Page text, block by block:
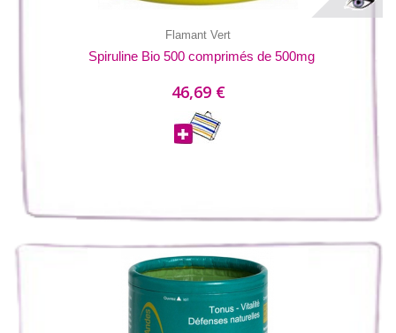
Flamant Vert
Spiruline Bio 500 comprimés de 500mg
46,69 €